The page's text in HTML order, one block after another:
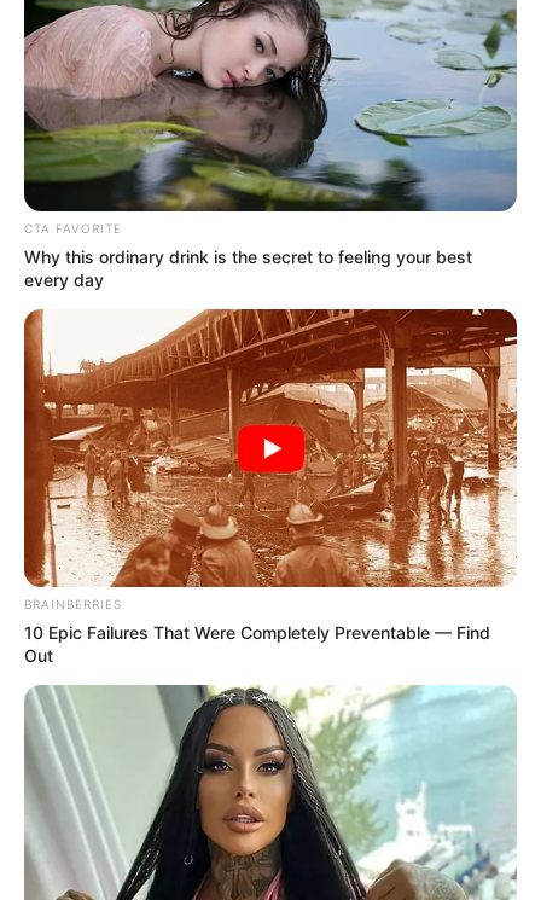
Sejarah Terbentuknya
Taliban, Kini Kembali
Menguasai Afghanistan
Mengenal Barbarossa,
Dicitrakan Negatif oleh
Kekejaman Khmer Merah,
Rezim Diktator yang
Menghabisi Nyawa
Rakyatnya
Kisah Kapal Padewakang,
Tanpa Mesin Mampu
Berlayar ke Australia
CTA FAVORITE
Why this ordinary drink is the secret to feeling your best
every day
BRAINBERRIES
10 Epic Failures That Were Completely Preventable — Find
Out